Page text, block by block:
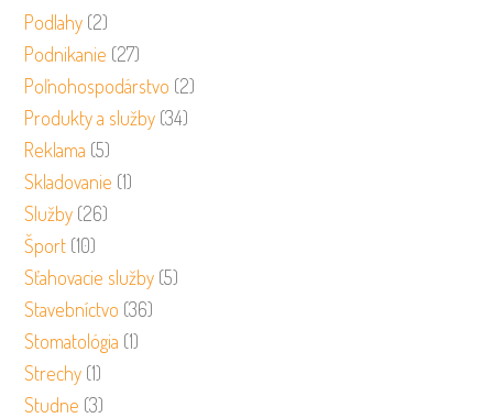
Podlahy (2)
Podnikanie (27)
Poľnohospodárstvo (2)
Produkty a služby (34)
Reklama (5)
Skladovanie (1)
Služby (26)
Šport (10)
Sťahovacie služby (5)
Stavebníctvo (36)
Stomatológia (1)
Strechy (1)
Studne (3)